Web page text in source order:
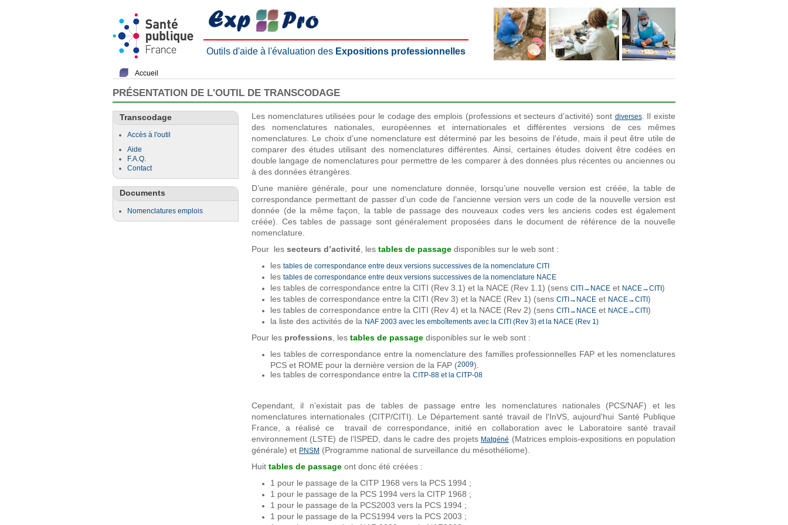
Outils d'aide à l'évaluation des Expositions professionnelles
Accueil
PRÉSENTATION DE L'OUTIL DE TRANSCODAGE
Transcodage
Accès à l'outil
Aide
F.A.Q.
Contact
Documents
Nomenclatures emplois
Les nomenclatures utilisées pour le codage des emplois (professions et secteurs d’activité) sont diverses. Il existe
des nomenclatures nationales, européennes et internationales et différentes versions de ces mêmes
nomenclatures. Le choix d’une nomenclature est déterminé par les besoins de l’étude, mais il peut être utile de
comparer des études utilisant des nomenclatures différentes. Ainsi, certaines études doivent être codées en
double langage de nomenclatures pour permettre de les comparer à des données plus récentes ou anciennes ou
à des données étrangères.
D’une manière générale, pour une nomenclature donnée, lorsqu’une nouvelle version est créée, la table de
correspondance permettant de passer d’un code de l’ancienne version vers un code de la nouvelle version est
donnée (de la même façon, la table de passage des nouveaux codes vers les anciens codes est également
créée). Ces tables de passage sont généralement proposées dans le document de référence de la nouvelle
nomenclature.
Pour les secteurs d’activité , les tables de passage disponibles sur le web sont :
les tables de correspondance entre deux versions successives de la nomenclature CITI
les tables de correspondance entre deux versions successives de la nomenclature NACE
les tables de correspondance entre la CITI (Rev 3.1) et la NACE (Rev 1.1) (sens CITI→NACE et NACE→CITI )
les tables de correspondance entre la CITI (Rev 3) et la NACE (Rev 1) (sens CITI→NACE et NACE→CITI )
les tables de correspondance entre la CITI (Rev 4) et la NACE (Rev 2) (sens CITI→NACE et NACE→CITI )
la liste des activités de la NAF 2003 avec les emboîtements avec la CITI (Rev 3) et la NACE (Rev 1)
Pour les professions , les tables de passage disponibles sur le web sont :
les tables de correspondance entre la nomenclature des familles professionnelles FAP et les nomenclatures
PCS et ROME pour la dernière version de la FAP (2009).
les tables de correspondance entre la CITP-88 et la CITP-08
Cependant, il n’existait pas de tables de passage entre les nomenclatures nationales (PCS/NAF) et les
nomenclatures internationales (CITP/CITI). Le Département santé travail de l'InVS, aujourd'hui Santé Publique
France, a réalisé ce travail de correspondance, initié en collaboration avec le Laboratoire santé travail
environnement (LSTE) de l’ISPED, dans le cadre des projets Matgéné (Matrices emplois-expositions en population
générale) et PNSM (Programme national de surveillance du mésothéliome).
Huit tables de passage ont donc été créées :
1 pour le passage de la CITP 1968 vers la PCS 1994 ;
1 pour le passage de la PCS 1994 vers la CITP 1968 ;
1 pour le passage de la PCS2003 vers la PCS 1994 ;
1 pour le passage de la PCS1994 vers la PCS 2003 ;